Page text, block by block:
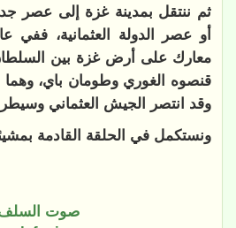
ثم ننتقل بمدينة غزة إلى عصر
معارك على أرض غزة بين
قنصوه الغوري وطومان باي، وهما
وقد انتصر الجيش العثماني
ونستكمل في الحلقة القادمة
صوت